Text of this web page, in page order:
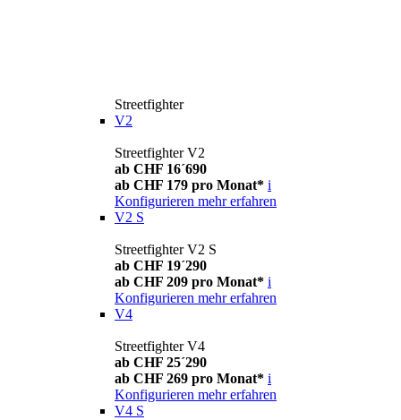
Streetfighter
V2
Streetfighter V2
ab CHF 16´690
ab CHF 179 pro Monat* i
Konfigurieren mehr erfahren
V2 S
Streetfighter V2 S
ab CHF 19´290
ab CHF 209 pro Monat* i
Konfigurieren mehr erfahren
V4
Streetfighter V4
ab CHF 25´290
ab CHF 269 pro Monat* i
Konfigurieren mehr erfahren
V4 S